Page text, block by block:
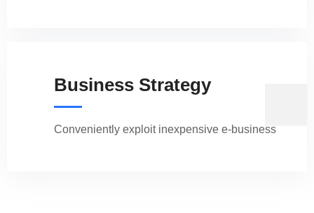
Business Strategy
Conveniently exploit inexpensive e-business